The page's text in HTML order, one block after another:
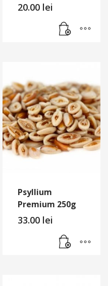
20.00 lei
Psyllium
Premium 250g
33.00 lei